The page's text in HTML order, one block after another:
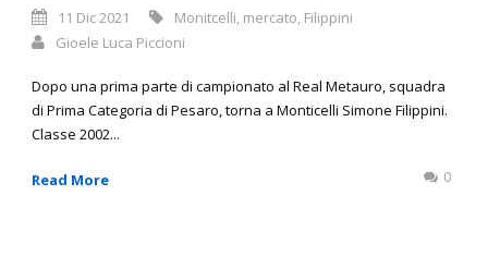
11 Dic 2021 Monitcelli, mercato, Filippini
Gioele Luca Piccioni
Dopo una prima parte di campionato al Real Metauro, squadra
di Prima Categoria di Pesaro, torna a Monticelli Simone Filippini.
Classe 2002...
Read More 0